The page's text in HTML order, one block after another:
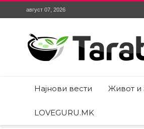
август 07, 2026
Најнови вести Живот и
LOVEGURU.MK